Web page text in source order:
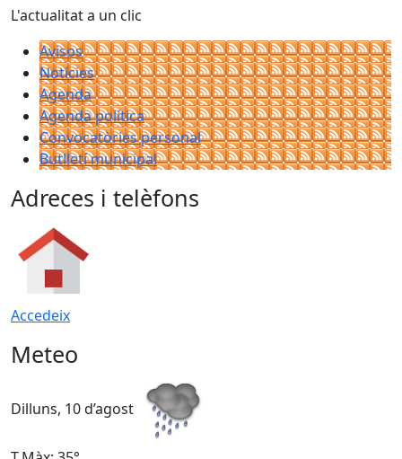
L'actualitat a un clic
Avisos
Notícies
Agenda
Agenda política
Convocatòries personal
Butlletí municipal
Adreces i telèfons
Accedeix
Meteo
Dilluns, 10 d’agost